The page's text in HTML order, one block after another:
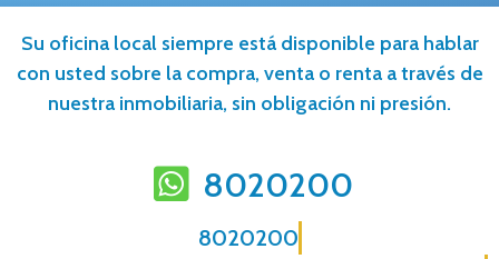
Su oficina local siempre está disponible para hablar
con usted sobre la compra, venta o renta a través de
nuestra inmobiliaria, sin obligación ni presión.
8020200
8020200